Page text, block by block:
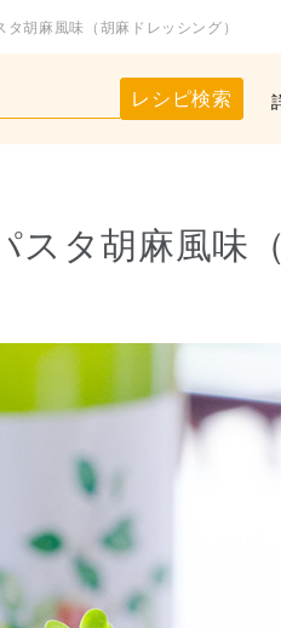
胡麻風味（胡麻ドレッシング）
レシピ検索
スタ胡麻風味